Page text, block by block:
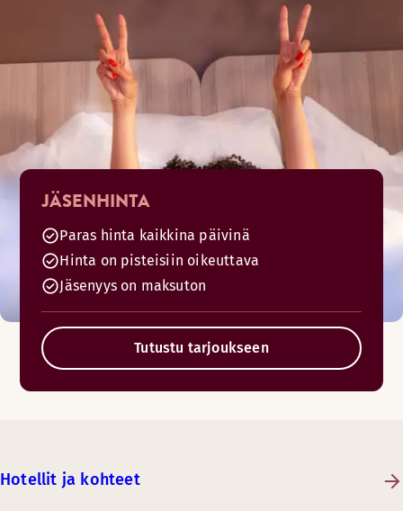
JÄSENHINTA
Paras hinta kaikkina päivinä
Hinta on pisteisiin oikeuttava
Jäsenyys on maksuton
Tutustu tarjoukseen
Hotellit ja kohteet